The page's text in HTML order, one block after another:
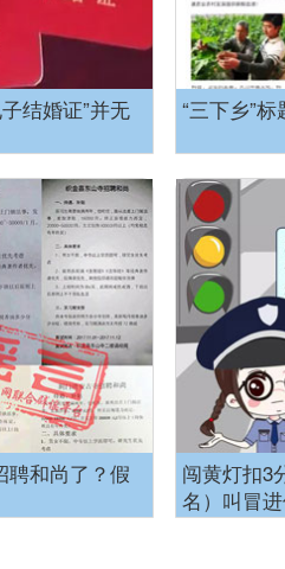
结婚证”并无 “三下乡”
聘和尚了？假
闯黄灯扣3
名）叫冒